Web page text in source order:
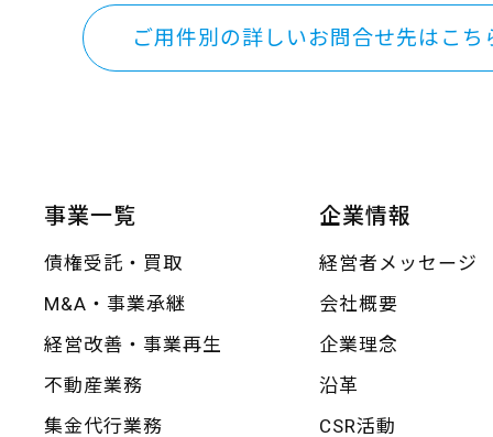
ご用件別の詳しいお問合せ先はこち
事業一覧
債権受託・買取
M&A・事業承継
経営改善・事業再生
不動産業務
集金代行業務
企業情報
経営者メッセージ
会社概要
企業理念
沿革
CSR活動